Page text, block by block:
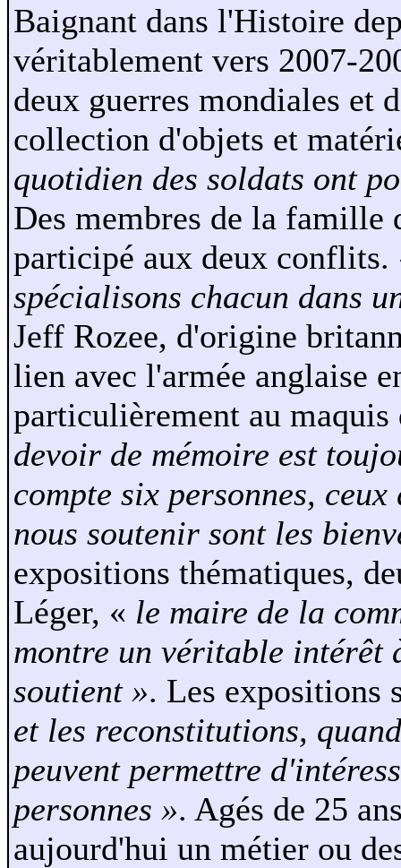
Baignant dans l'Histoire
véritablement vers 2007-
deux guerres mondiales et
collection d'objets et
quotidien des soldats ont
Des membres de la famille
participé aux deux
spécialisons chacun dans
Jeff Rozee, d'origine
lien avec l'armée anglaise
particulièrement au
devoir de mémoire est
compte six personnes,
nous soutenir sont les
expositions thématiques,
Léger, « le maire de la
montre un véritable intérêt
soutient ». Les expositions
et les reconstitutions,
peuvent permettre
personnes ». Agés de 25
aujourd'hui un métier ou